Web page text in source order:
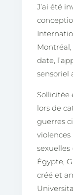
J’ai été
date,
sensoriel
Sollicitée
lors de
guerres
sexuelles
Égypte,
créé et